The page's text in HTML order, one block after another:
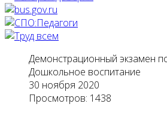
Демонстрационный экзамен
Дошкольное воспитание
30 ноября 2020
Просмотров: 1438